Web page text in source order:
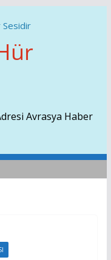
Avrasya Haber